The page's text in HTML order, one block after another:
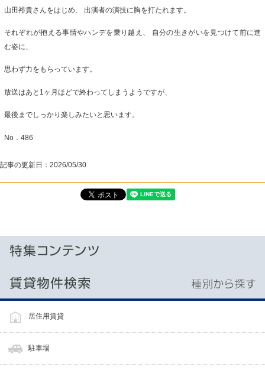
山田裕貴さんをはじめ、 出演者の演技に胸を打たれます。
それぞれが抱える事情やハンデを乗り越え、 自分の生きがいを見つけて前に進
む姿に、
思わず力をもらっています。
放送はあと1ヶ月ほどで終わってしまうようですが、
最後までしっかり楽しみたいと思います。
No．486
記事の更新日： 2026/05/30
居住用賃貸
駐車場